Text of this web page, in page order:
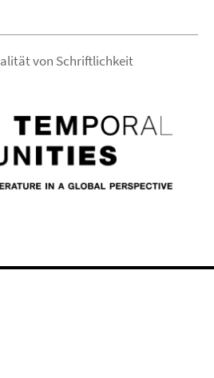
von Schriftlichkeit